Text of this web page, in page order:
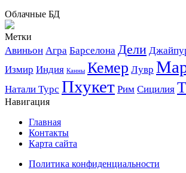
Облачные БД
Метки
Авиньон Агра Барселона Дели
Измир Индия Канны Кемер Лувр
Натали Турс Пхукет Рим Сицилия
Навигация
Главная
Контакты
Карта сайта
Политика конфиденциальности